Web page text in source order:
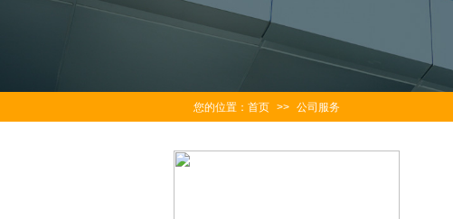
首页 >> 公司服务
您的位置：